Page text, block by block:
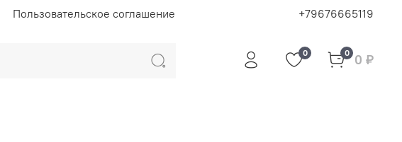
Пользовательское соглашение +79676665119
0 0 0 ₽